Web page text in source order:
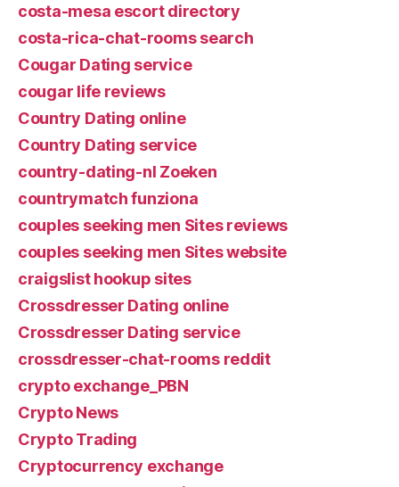
costa-mesa escort directory
costa-rica-chat-rooms search
Cougar Dating service
cougar life reviews
Country Dating online
Country Dating service
country-dating-nl Zoeken
countrymatch funziona
couples seeking men Sites reviews
couples seeking men Sites website
craigslist hookup sites
Crossdresser Dating online
Crossdresser Dating service
crossdresser-chat-rooms reddit
crypto exchange_PBN
Crypto News
Crypto Trading
Cryptocurrency exchange